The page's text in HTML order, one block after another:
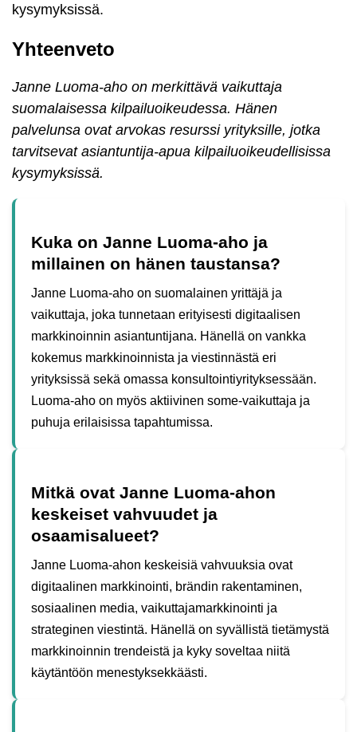
kysymyksissä.
Yhteenveto
Janne Luoma-aho on merkittävä vaikuttaja
suomalaisessa kilpailuoikeudessa. Hänen
palvelunsa ovat arvokas resurssi yrityksille, jotka
tarvitsevat asiantuntija-apua kilpailuoikeudellisissa
kysymyksissä.
Kuka on Janne Luoma-aho ja
millainen on hänen taustansa?
Janne Luoma-aho on suomalainen yrittäjä ja
vaikuttaja, joka tunnetaan erityisesti digitaalisen
markkinoinnin asiantuntijana. Hänellä on vankka
kokemus markkinoinnista ja viestinnästä eri
yrityksissä sekä omassa konsultointiyrityksessään.
Luoma-aho on myös aktiivinen some-vaikuttaja ja
puhuja erilaisissa tapahtumissa.
Mitkä ovat Janne Luoma-ahon
keskeiset vahvuudet ja
osaamisalueet?
Janne Luoma-ahon keskeisiä vahvuuksia ovat
digitaalinen markkinointi, brändin rakentaminen,
sosiaalinen media, vaikuttajamarkkinointi ja
strateginen viestintä. Hänellä on syvällistä tietämystä
markkinoinnin trendeistä ja kyky soveltaa niitä
käytäntöön menestyksekkäästi.